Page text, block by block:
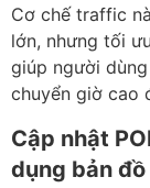
Cơ chế traffic
lớn, nhưng tối
giúp người
chuyển giờ cao
Cập nhật
dụng bản